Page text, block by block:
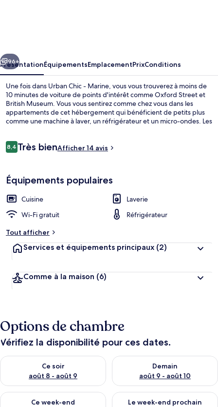
Suivant
96+
PrésentationÉquipementsEmplacementPrixConditions
Une fois dans Urban Chic - Marine, vous vous trouverez à moins de
10 minutes de voiture de points d'intérêt comme Oxford Street et
British Museum. Vous vous sentirez comme chez vous dans les
appartements de cet hébergement qui bénéficient de petits plus
comme une machine à laver, un réfrigérateur et un micro-ondes. Les
min.
Avis
voyageurs
8,48,4 sur 10
Très bienAfficher 14 avis
Équipements populaires
Cuisine
Laverie
Wi-Fi gratuit
Réfrigérateur
Tout afficher
Services et équipements principaux (2)
Comme à la maison (6)
Options de chambre
Vérifiez la disponibilité pour ces dates.
Ce soir
août 8 - août 9
Vérifier la disponibilité pour ce soir août 8 - août 9
Demain
août 9 - août 10
Vérifier la disponibilité pour
Ce week-end
Vérifier la disponibilité pour ce week-end août 14 - août 16
Le week-end prochain
Vérifier la disponibilité pour